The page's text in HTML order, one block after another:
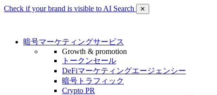
Check if your brand is visible to AI Search ✕
暗号マーケティングサービス
Growth & promotion
トークンセール
DeFiマーケティングエージェンシー
暗号トラフィック
Crypto PR